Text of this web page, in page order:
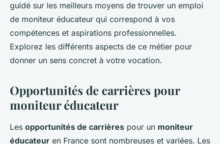
guidé sur les meilleurs moyens de trouver un emploi
de moniteur éducateur qui correspond à vos
compétences et aspirations professionnelles.
Explorez les différents aspects de ce métier pour
donner un sens concret à votre vocation.
Opportunités de carrières pour
moniteur éducateur
Les opportunités de carrières pour un moniteur
éducateur en France sont nombreuses et variées. Les